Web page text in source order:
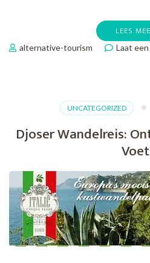
LEES
alternative-tourism Laat
UNCATEGORIZED
Djoser Wandelreis:
Voet